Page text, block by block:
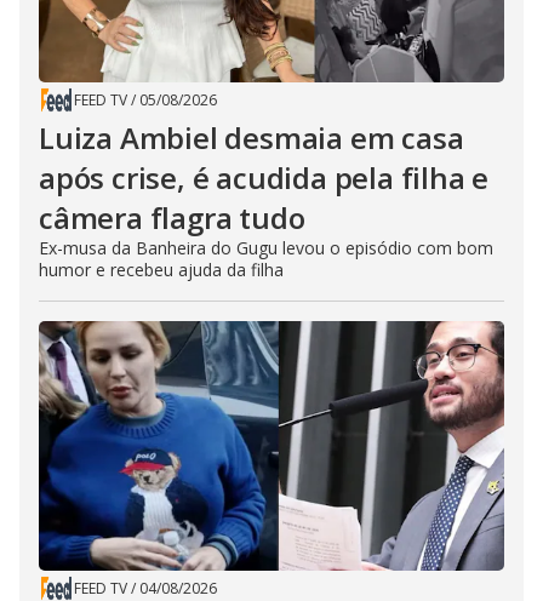
FEED TV/ 05/08/2026
Luiza Ambiel desmaia em casa
após crise, é acudida pela filha e
câmera flagra tudo
Ex-musa da Banheira do Gugu levou o episódio com bom
humor e recebeu ajuda da filha
FEED TV/ 04/08/2026